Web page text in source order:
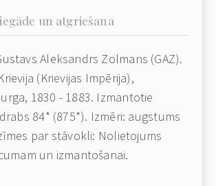
un atgriešana
Aleksandrs Zolmans (GAZ).
(Krievijas Impērija),
1830 - 1883. Izmantotie
84* (875*). Izmēri: augstums
par stāvokli: Nolietojums
un izmantošanai.